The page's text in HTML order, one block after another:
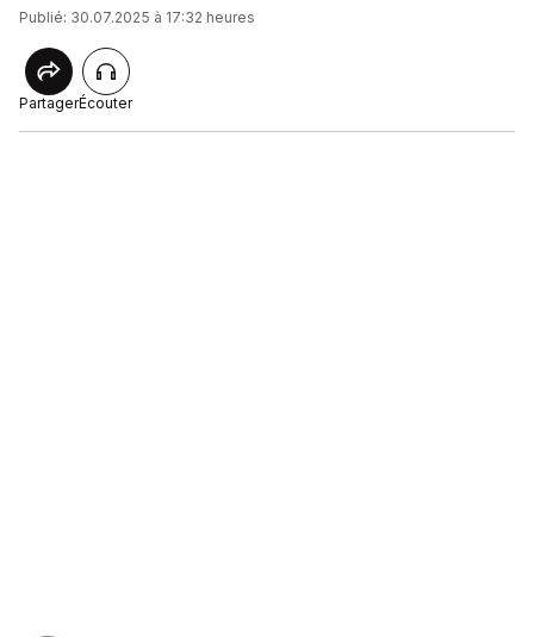
Publié: 30.07.2025 à 17:32 heures
PartagerÉcouter